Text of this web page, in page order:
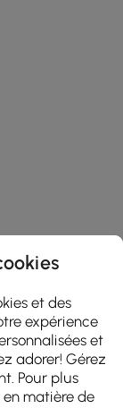
et des
expérience
et
adorer! Gérez
Pour plus
matière de